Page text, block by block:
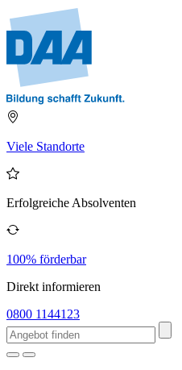
Viele Standorte
Erfolgreiche Absolventen
100% förderbar
Direkt informieren
0800 1144123